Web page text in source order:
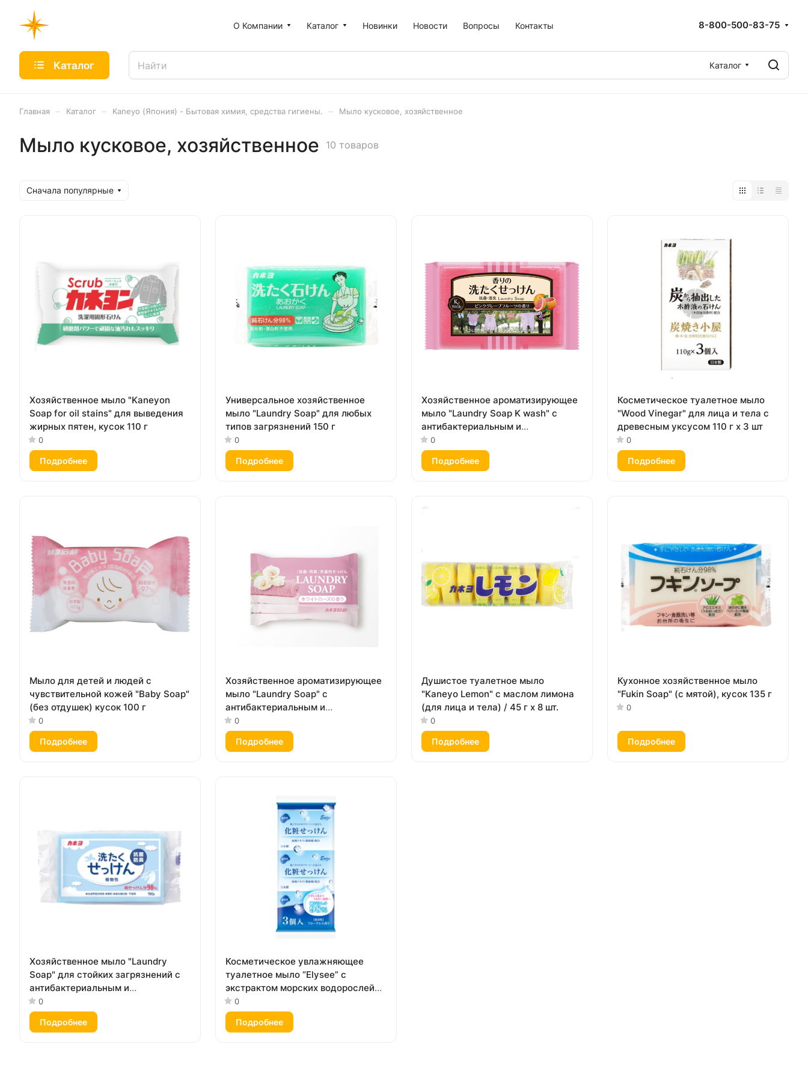
О Компании Каталог Новинки Новости Вопросы Контакты 8-800-500-83-75
Каталог Каталог
Главная Каталог Kaneyo (Япония) - Бытовая химия, средства гигиены. Мыло кусковое, хозяйственное
Мыло кусковое, хозяйственное 10 товаров
Сначала популярные
Хозяйственное мыло "Kaneyon
Soap for oil stains" для выведения
жирных пятен, кусок 110 г
0
Подробнее
Универсальное хозяйственное
мыло "Laundry Soap" для любых
типов загрязнений 150 г
0
Подробнее
Хозяйственное ароматизирующее
мыло "Laundry Soap K wash" с
антибактериальным и
дезодорирующим эффектом (кусок
135 г)
0
Подробнее
Косметическое туалетное мыло
"Wood Vinegar" для лица и тела с
древесным уксусом 110 г х 3 шт
0
Подробнее
Мыло для детей и людей с
чувствительной кожей "Baby Soap"
(без отдушек) кусок 100 г
0
Подробнее
Хозяйственное ароматизирующее
мыло "Laundry Soap" с
антибактериальным и
дезодорирующим эффектом (кусок
135 г)
0
Подробнее
Душистое туалетное мыло
"Kaneyo Lemon" с маслом лимона
(для лица и тела) / 45 г х 8 шт.
0
Подробнее
Кухонное хозяйственное мыло
"Fukin Soap" (с мятой), кусок 135 г
0
Подробнее
Хозяйственное мыло "Laundry
Soap" для стойких загрязнений с
антибактериальным и
дезодорирующим эффектом, кусок
190 г
0
Подробнее
Косметическое увлажняющее
туалетное мыло “Elysee” с
экстрактом морских водорослей
80 г х 3 шт.
0
Подробнее